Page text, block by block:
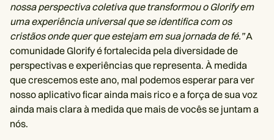
nossa perspectiva coletiva que transformou o Glorify em
uma experiência universal que se identifica com os
cristãos onde quer que estejam em sua jornada de fé.”A
comunidade Glorify é fortalecida pela diversidade de
perspectivas e experiências que representa. À medida
que crescemos este ano, mal podemos esperar para ver
nosso aplicativo ficar ainda mais rico e a força de sua voz
ainda mais clara à medida que mais de vocês se juntam a
nós.